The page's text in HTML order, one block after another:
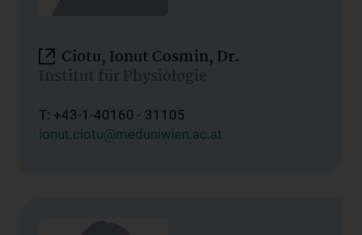
Ciotu, Ionut Cosmin, Dr.
Institut für Physiologie
T: +43-1-40160 - 31105
ionut.ciotu@meduniwien.ac.at